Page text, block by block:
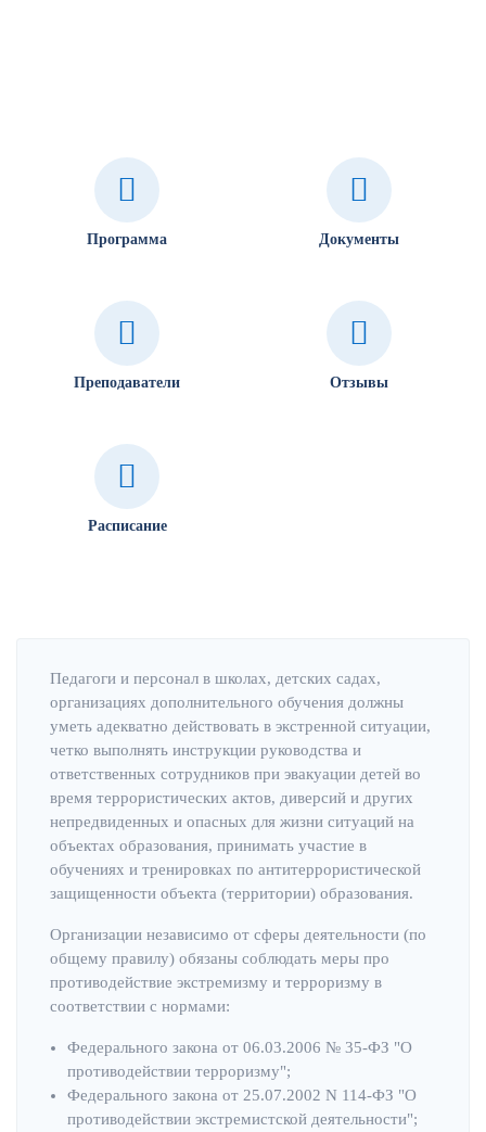
Программа Документы
Преподаватели Отзывы
Расписание
Педагоги и персонал в школах, детских садах,
организациях дополнительного обучения должны
уметь адекватно действовать в экстренной ситуации,
четко выполнять инструкции руководства и
ответственных сотрудников при эвакуации детей во
время террористических актов, диверсий и других
непредвиденных и опасных для жизни ситуаций на
объектах образования, принимать участие в
обучениях и тренировках по антитеррористической
защищенности объекта (территории) образования.
Организации независимо от сферы деятельности (по
общему правилу) обязаны соблюдать меры про
противодействие экстремизму и терроризму в
соответствии с нормами:
Федерального закона от 06.03.2006 № 35-ФЗ "О
противодействии терроризму";
Федерального закона от 25.07.2002 N 114-ФЗ "О
противодействии экстремистской деятельности";